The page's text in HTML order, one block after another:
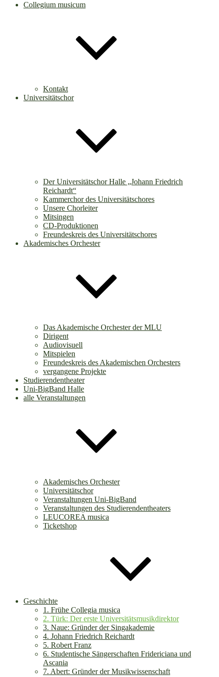
Collegium musicum
Kontakt
Universitätschor
Der Universitätschor Halle „Johann Friedrich
Reichardt“
Kammerchor des Universitätschores
Unsere Chorleiter
Mitsingen
CD-Produktionen
Freundeskreis des Universitätschores
Akademisches Orchester
Das Akademische Orchester der MLU
Dirigent
Audiovisuell
Mitspielen
Freundeskreis des Akademischen Orchesters
vergangene Projekte
Studierendentheater
Uni-BigBand Halle
alle Veranstaltungen
Akademisches Orchester
Universitätschor
Veranstaltungen Uni-BigBand
Veranstaltungen des Studierendentheaters
LEUCOREA musica
Ticketshop
Geschichte
1. Frühe Collegia musica
2. Türk: Der erste Universitätsmusikdirektor
3. Naue: Gründer der Singakademie
4. Johann Friedrich Reichardt
5. Robert Franz
6. Studentische Sängerschaften Fridericiana und
Ascania
7. Abert: Gründer der Musikwissenschaft